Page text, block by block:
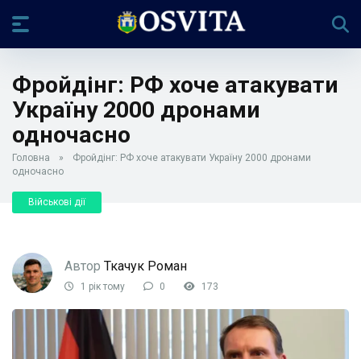
Фройдінг: РФ хоче атакувати
Україну 2000 дронами
одночасно
Головна »
Фройдінг: РФ хоче атакувати Україну 2000 дронами
одночасно
Військові дії
Автор Ткачук Роман
1 рік тому 0 173